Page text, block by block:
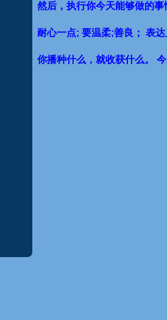
然后，执行你今天能够做的事
耐心一点; 要温柔;善良； 表
你播种什么，就收获什么。